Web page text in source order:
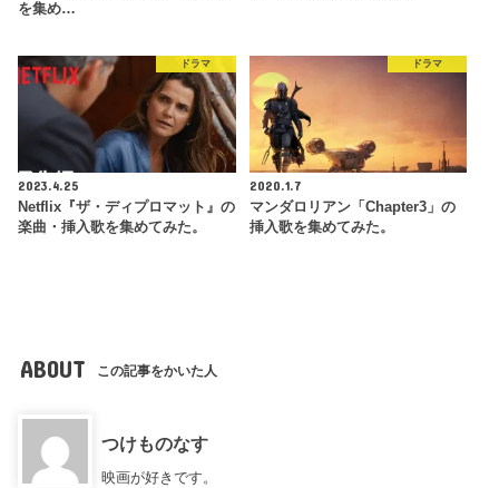
を集め…
ドラマ
2023.4.25
Netflix『ザ・ディプロマット』の
楽曲・挿入歌を集めてみた。
ドラマ
2020.1.7
マンダロリアン「Chapter3」の
挿入歌を集めてみた。
ABOUT この記事をかいた人
つけものなす
映画が好きです。